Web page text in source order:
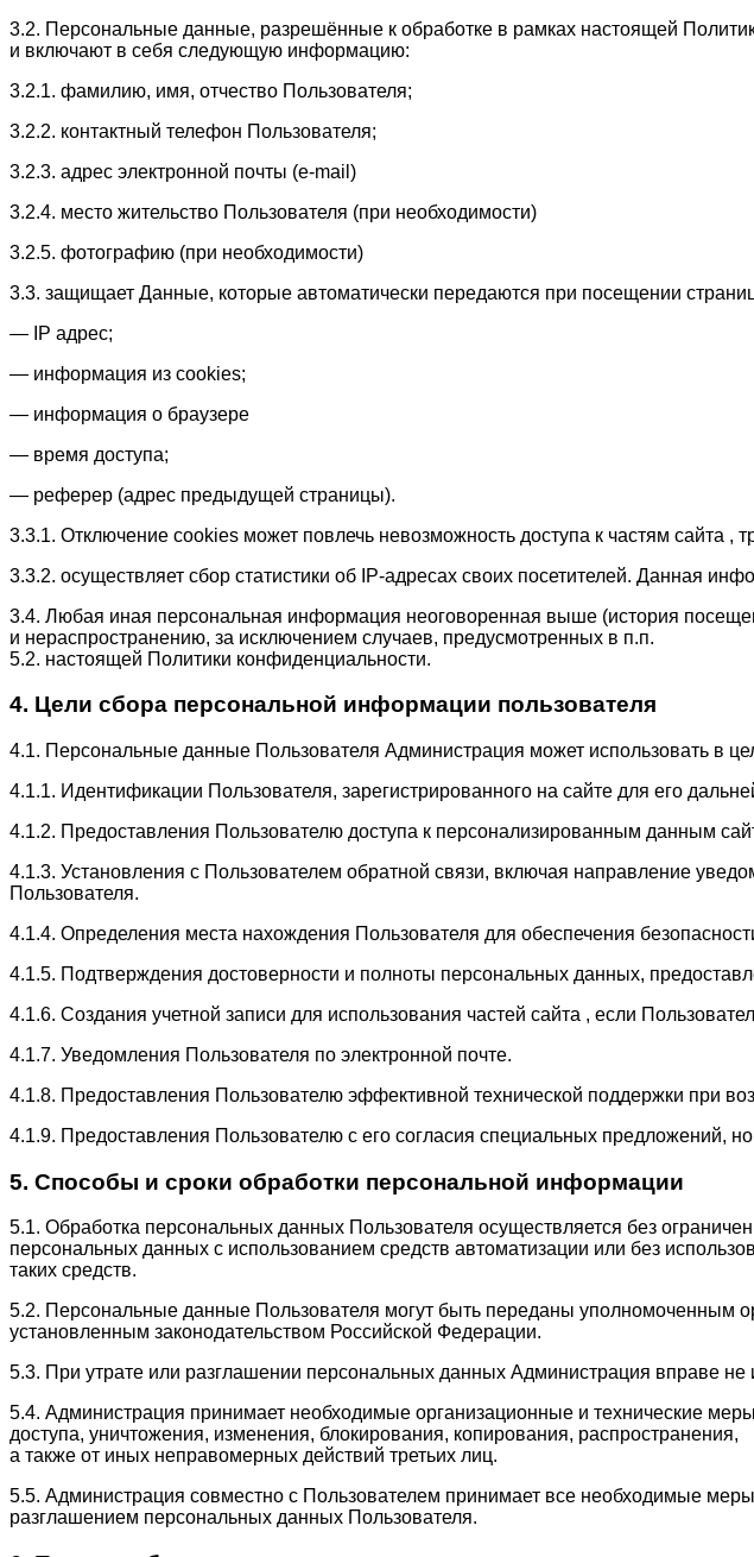
3.2. Персональные данные, разрешённые к обработке в рамках настоящей
и включают в себя следующую информацию:
3.2.1. фамилию, имя, отчество Пользователя;
3.2.2. контактный телефон Пользователя;
3.2.3. адрес электронной почты (e-mail)
3.2.4. место жительство Пользователя (при необходимости)
3.2.5. фотографию (при необходимости)
3.3. защищает Данные, которые автоматически передаются при посещении
— IP адрес;
— информация из cookies;
— информация о браузере
— время доступа;
— реферер (адрес предыдущей страницы).
3.3.1. Отключение cookies может повлечь невозможность доступа к частям сайта ,
3.3.2. осуществляет сбор статистики об IP-адресах своих посетителей. Данная
3.4. Любая иная персональная информация неоговоренная выше (история
и нераспространению, за исключением случаев, предусмотренных в п.п.
5.2. настоящей Политики конфиденциальности.
4. Цели сбора персональной информации пользователя
4.1. Персональные данные Пользователя Администрация может использовать в
4.1.1. Идентификации Пользователя, зарегистрированного на сайте для его
4.1.2. Предоставления Пользователю доступа к персонализированным данным
4.1.3. Установления с Пользователем обратной связи, включая направление
Пользователя.
4.1.4. Определения места нахождения Пользователя для обеспечения
4.1.5. Подтверждения достоверности и полноты персональных данных,
4.1.6. Создания учетной записи для использования частей сайта , если
4.1.7. Уведомления Пользователя по электронной почте.
4.1.8. Предоставления Пользователю эффективной технической поддержки при
4.1.9. Предоставления Пользователю с его согласия специальных предложений,
5. Способы и сроки обработки персональной информации
5.1. Обработка персональных данных Пользователя осуществляется без
персональных данных с использованием средств автоматизации или без
таких средств.
5.2. Персональные данные Пользователя могут быть переданы уполномоченным
установленным законодательством Российской Федерации.
5.3. При утрате или разглашении персональных данных Администрация вправе
5.4. Администрация принимает необходимые организационные и технические
доступа, уничтожения, изменения, блокирования, копирования, распространения,
а также от иных неправомерных действий третьих лиц.
5.5. Администрация совместно с Пользователем принимает все необходимые
разглашением персональных данных Пользователя.